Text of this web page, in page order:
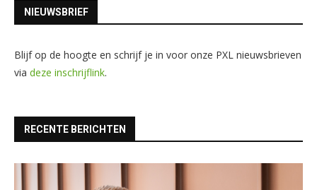
NIEUWSBRIEF
Blijf op de hoogte en schrijf je in voor onze PXL nieuwsbrieven
via deze inschrijflink.
RECENTE BERICHTEN